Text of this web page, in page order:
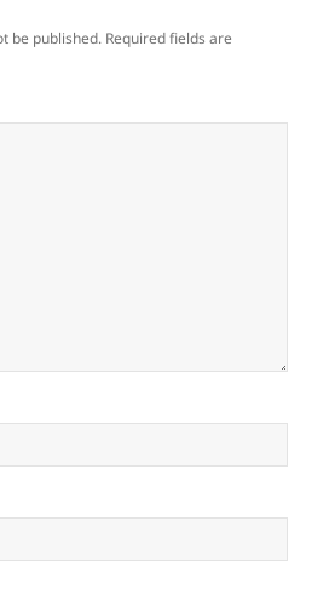
be published. Required fields are